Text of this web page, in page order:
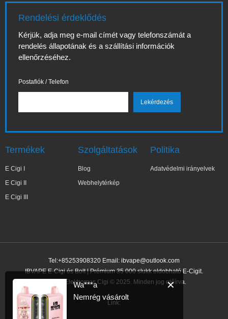
Rendelési érdeklődés
Kérjük, adja meg e-mail címét vagy telefonszámát a
rendelés állapotának és a szállítási információk
ellenőrzéséhez.
Postafiók / Telefon
Termékek
E Cigi I
E Cigi II
E Cigi III
Szolgáltatások
Blog
Webhelytérkép
Politika
Adatvédelmi irányelvek
Tel:+85253908320 Email: ibvape@outlook.com
IBVAPE E-Cigi és Bolt | Prémium 35 000 slukk eldobható E-Cigit.
IBVAPE Elektromos Cigi © 2025. Minden jog előírva.
Link:
✕
Wa***a
Nemrég vásárolt